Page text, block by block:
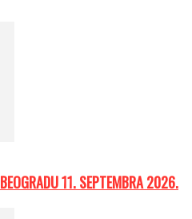
11. SEPTEMBRA 2026.